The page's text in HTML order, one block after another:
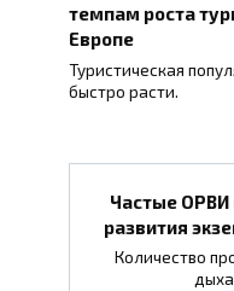
темпам роста
Европе
Туристическая
быстро расти.
Частые ОРВИ
развития
Количество